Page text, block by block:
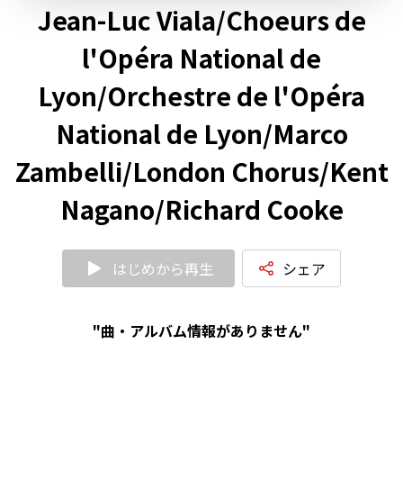
Jean-Luc Viala/Choeurs de
l'Opéra National de
Lyon/Orchestre de l'Opéra
National de Lyon/Marco
Zambelli/London Chorus/Kent
Nagano/Richard Cooke
はじめから再生 シェア
"曲・アルバム情報がありません"